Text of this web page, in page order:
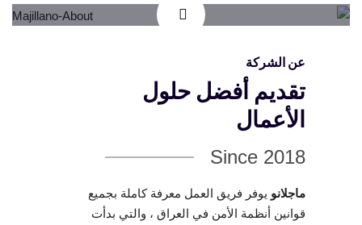
عن الشركة
تقديم أفضل حلول
الأعمال
Since 2018
ماجلانو يوفر فريق العمل معرفة كاملة بجميع
قوانين أنظمة الأمن في العراق ، والتي بدأت